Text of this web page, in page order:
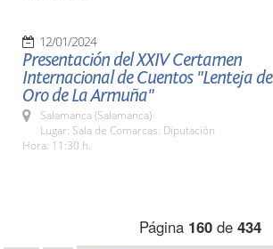
12/01/2024
Presentación del XXIV Certamen
Internacional de Cuentos "Lenteja de
Oro de La Armuña"
Salamanca (Salamanca)
Lugar: Sala de Comarcas. Diputación
Hora: 11:30 h.
Página 160de 434